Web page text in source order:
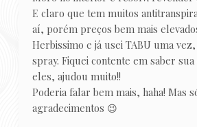
E claro que tem muitos
aí, porém preços bem mais
Herbissimo e já usei TABU uma
spray. Fiquei contente em saber
eles, ajudou muito!!
Poderia falar bem mais, haha! Mas
agradecimentos 😉